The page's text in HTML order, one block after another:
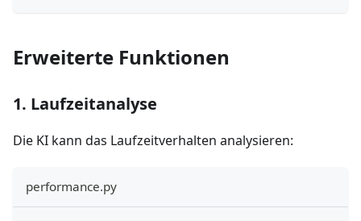
Erweiterte Funktionen
1. Laufzeitanalyse
Die KI kann das Laufzeitverhalten analysieren:
performance.py